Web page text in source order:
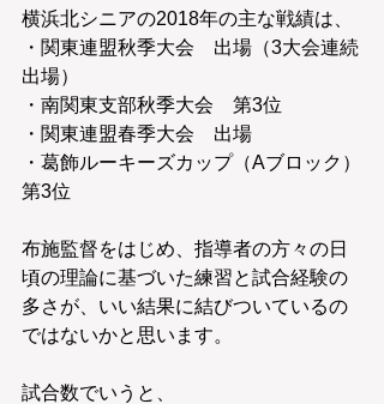
横浜北シニアの2018年の主な戦績は、
・関東連盟秋季大会　出場（3大会連続
出場）
・南関東支部秋季大会　第3位
・関東連盟春季大会　出場
・葛飾ルーキーズカップ（Aブロック）
第3位
布施監督をはじめ、指導者の方々の日
頃の理論に基づいた練習と試合経験の
多さが、いい結果に結びついているの
ではないかと思います。
試合数でいうと、